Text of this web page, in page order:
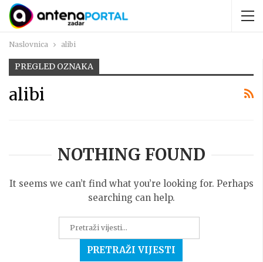
Naslovnica alibi
PREGLED OZNAKA
alibi
NOTHING FOUND
It seems we can’t find what you’re looking for. Perhaps
searching can help.